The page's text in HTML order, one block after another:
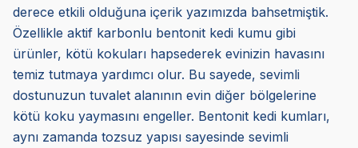
derece etkili olduğuna içerik yazımızda bahsetmiştik.
Özellikle aktif karbonlu bentonit kedi kumu gibi
ürünler, kötü kokuları hapsederek evinizin havasını
temiz tutmaya yardımcı olur. Bu sayede, sevimli
dostunuzun tuvalet alanının evin diğer bölgelerine
kötü koku yaymasını engeller. Bentonit kedi kumları,
aynı zamanda tozsuz yapısı sayesinde sevimli